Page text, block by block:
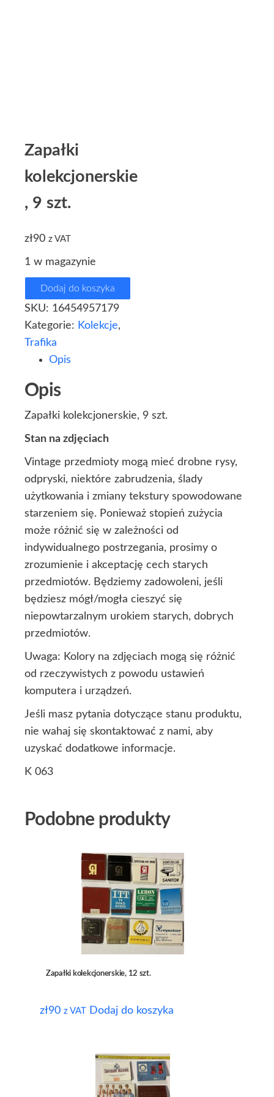
Zapałki
kolekcjonerskie
, 9 szt.
zł90 z VAT
1 w magazynie
Dodaj do koszyka
SKU: 16454957179
Kategorie: Kolekcje,
Trafika
Opis
Opis
Zapałki kolekcjonerskie, 9 szt.
Stan na zdjęciach
Vintage przedmioty mogą mieć drobne rysy,
odpryski, niektóre zabrudzenia, ślady
użytkowania i zmiany tekstury spowodowane
starzeniem się. Ponieważ stopień zużycia
może różnić się w zależności od
indywidualnego postrzegania, prosimy o
zrozumienie i akceptację cech starych
przedmiotów. Będziemy zadowoleni, jeśli
będziesz mógł/mogła cieszyć się
niepowtarzalnym urokiem starych, dobrych
przedmiotów.
Uwaga: Kolory na zdjęciach mogą się różnić
od rzeczywistych z powodu ustawień
komputera i urządzeń.
Jeśli masz pytania dotyczące stanu produktu,
nie wahaj się skontaktować z nami, aby
uzyskać dodatkowe informacje.
K 063
Podobne produkty
Zapałki kolekcjonerskie, 12 szt.
zł90 z VAT Dodaj do koszyka